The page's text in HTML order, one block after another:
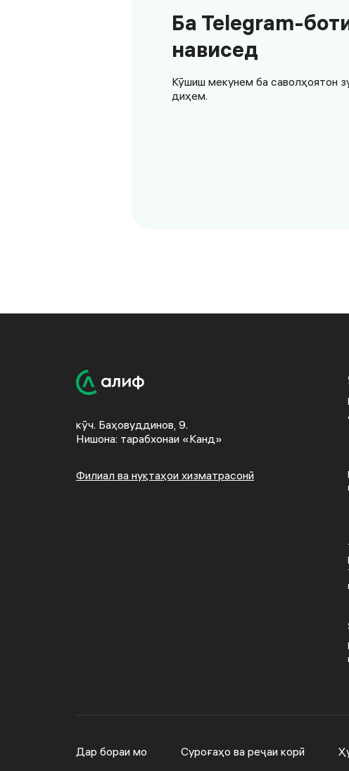
Ба Telegram-
нависед
Кӯшиш мекунем ба саволҳоятон
диҳем.
кӯч. Баҳовуддинов, 9.
Нишона: тарабхонаи «Канд»
Филиал ва нуқтаҳои хизматрасонӣ
Дар бораи мо Суроғаҳо ва реҷаи корӣ